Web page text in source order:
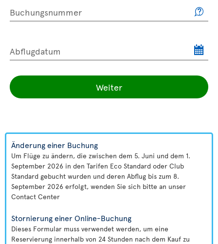
Buchungsnummer
Abflugdatum
Weiter
Änderung einer Buchung
Um Flüge zu ändern, die zwischen dem 5. Juni und dem 1.
September 2026 in den Tarifen Eco Standard oder Club
Standard gebucht wurden und deren Abflug bis zum 8.
September 2026 erfolgt, wenden Sie sich bitte an unser
Contact Center
Stornierung einer Online-Buchung
Dieses Formular muss verwendet werden, um eine
Reservierung innerhalb von 24 Stunden nach dem Kauf zu